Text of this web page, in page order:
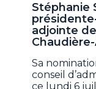
Stéphanie
adjointe
Sa
conseil
ce lundi 6